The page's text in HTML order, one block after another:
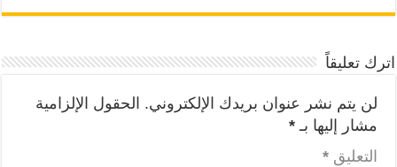
اترك تعليقاً
لن يتم نشر عنوان بريدك الإلكتروني.
الحقول الإلزامية
مشار إليها بـ *
التعليق *